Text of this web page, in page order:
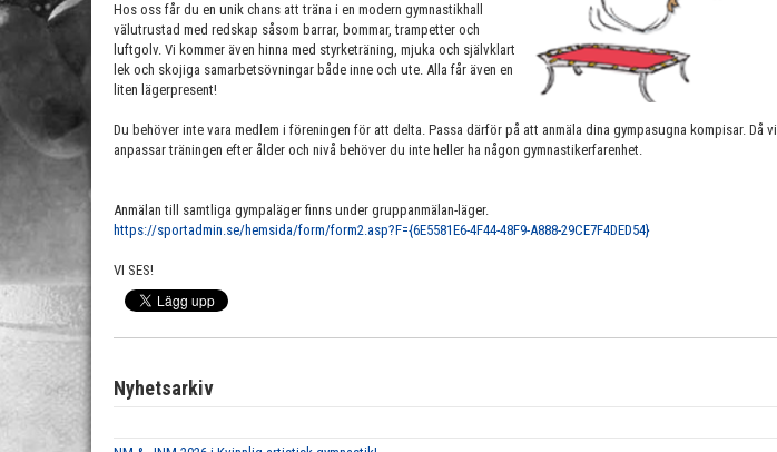
Hos oss får du en unik chans att träna i en modern gymnastikhall
välutrustad med redskap såsom barrar, bommar, trampetter och
luftgolv. Vi kommer även hinna med styrketräning, mjuka och självklart
lek och skojiga samarbetsövningar både inne och ute. Alla får även en
liten lägerpresent!
Du behöver inte vara medlem i föreningen för att delta. Passa därför på att anmäla dina gympasugna kompisar. Då vi
anpassar träningen efter ålder och nivå behöver du inte heller ha någon gymnastikerfarenhet.
Anmälan till samtliga gympaläger finns under gruppanmälan-läger.
https://sportadmin.se/hemsida/form/form2.asp?F={6E5581E6-4F44-48F9-A888-29CE7F4DED54}
VI SES!
Nyhetsarkiv